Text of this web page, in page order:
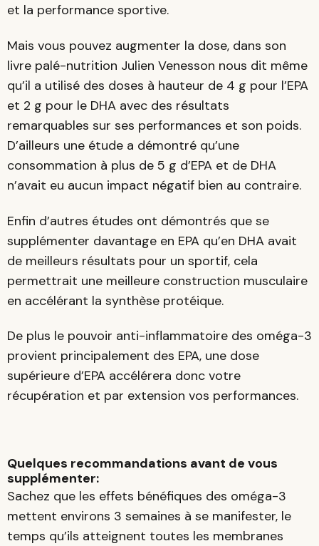
et la performance sportive.
Mais vous pouvez augmenter la dose, dans son
livre palé-nutrition Julien Venesson nous dit même
qu’il a utilisé des doses à hauteur de 4 g pour l’EPA
et 2 g pour le DHA avec des résultats
remarquables sur ses performances et son poids.
D’ailleurs une étude a démontré qu’une
consommation à plus de 5 g d’EPA et de DHA
n’avait eu aucun impact négatif bien au contraire.
Enfin d’autres études ont démontrés que se
supplémenter davantage en EPA qu’en DHA avait
de meilleurs résultats pour un sportif, cela
permettrait une meilleure construction musculaire
en accélérant la synthèse protéique.
De plus le pouvoir anti-inflammatoire des oméga-3
provient principalement des EPA, une dose
supérieure d’EPA accélérera donc votre
récupération et par extension vos performances.
Quelques recommandations avant de vous
supplémenter:
Sachez que les effets bénéfiques des oméga-3
mettent environs 3 semaines à se manifester, le
temps qu’ils atteignent toutes les membranes